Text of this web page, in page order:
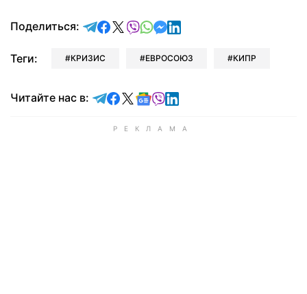
Поделиться: отправить в Telegram
поделиться в Facebook
поделиться в X
отправить в Viber
отправить в Whatsapp
отправить в Messenger
отправить в LinkedIn
Теги: КРИЗИС ЕВРОСОЮЗ КИПР
Читайте нас в: Читайте в Telegram
Читайте в Facebook
Читайте в X
Читайте в Google news
Читайте в Viber
Читайте в LinkedIn